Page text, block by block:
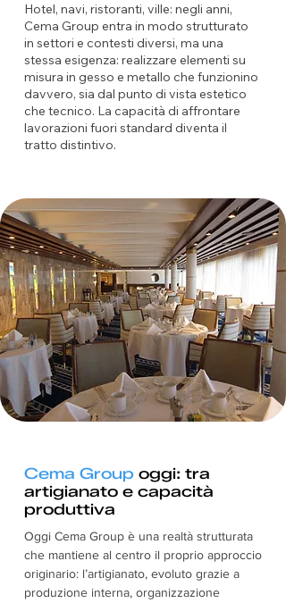
Hotel, navi, ristoranti, ville: negli anni,
Cema Group entra in modo strutturato
in settori e contesti diversi, ma una
stessa esigenza: realizzare elementi su
misura in gesso e metallo che funzionino
davvero, sia dal punto di vista estetico
che tecnico. La capacità di affrontare
lavorazioni fuori standard diventa il
tratto distintivo.
Cema Group oggi: tra
artigianato e capacità
produttiva
Oggi Cema Group è una realtà strutturata
che mantiene al centro il proprio approccio
originario: l’artigianato, evoluto grazie a
produzione interna, organizzazione